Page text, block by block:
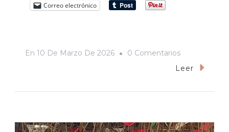
Correo electrónico
En 10 De Marzo De 2026 0 ComentariosEn
El
Tigres
Leer